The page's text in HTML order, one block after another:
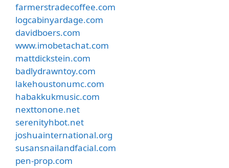
farmerstradecoffee.com
logcabinyardage.com
davidboers.com
www.imobetachat.com
mattdickstein.com
badlydrawntoy.com
lakehoustonumc.com
habakkukmusic.com
nexttonone.net
serenityhbot.net
joshuainternational.org
susansnailandfacial.com
pen-prop.com